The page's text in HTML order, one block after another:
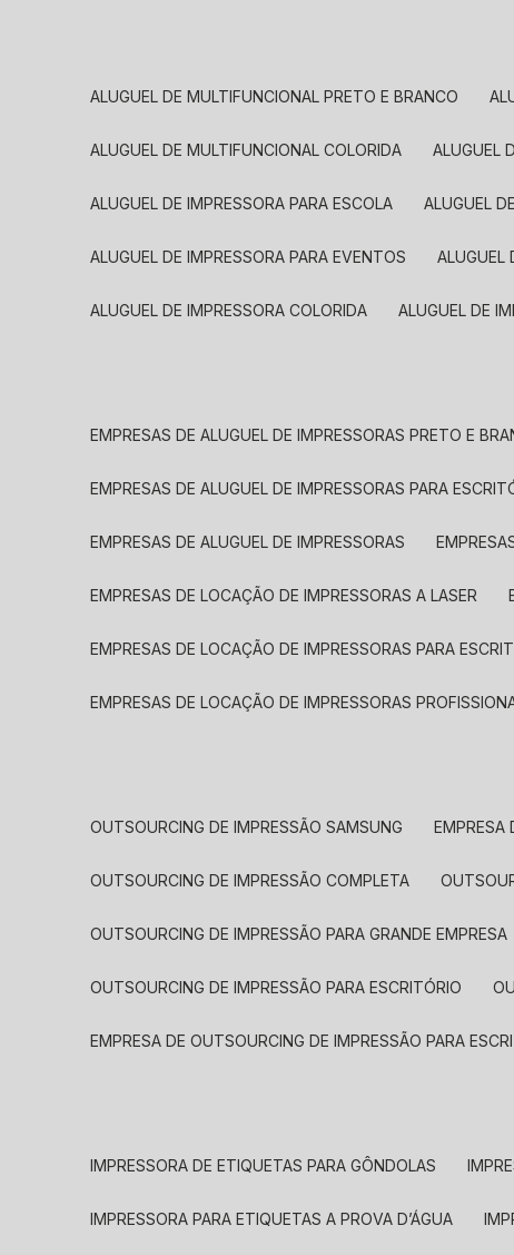
ALUGUEL DE MULTIFUNCIONAL PRETO E BRANCO
ALUGUEL DE MULTIFUNCIONAL COLORIDA
ALUGUEL DE IMPRESSORA PARA ESCOLA ALUGUEL
ALUGUEL DE IMPRESSORA PARA EVENTOS
ALUGUEL DE IMPRESSORA COLORIDA ALUGUEL DE
EMPRESAS DE ALUGUEL DE IMPRESSORAS PRETO E
EMPRESAS DE ALUGUEL DE IMPRESSORAS PARA
EMPRESAS DE ALUGUEL DE IMPRESSORAS
EMPRESAS DE LOCAÇÃO DE IMPRESSORAS A LASER
EMPRESAS DE LOCAÇÃO DE IMPRESSORAS PARA
EMPRESAS DE LOCAÇÃO DE IMPRESSORAS
OUTSOURCING DE IMPRESSÃO SAMSUNG
OUTSOURCING DE IMPRESSÃO COMPLETA
OUTSOURCING DE IMPRESSÃO PARA GRANDE EMPRESA
OUTSOURCING DE IMPRESSÃO PARA ESCRITÓRIO
EMPRESA DE OUTSOURCING DE IMPRESSÃO PARA
IMPRESSORA DE ETIQUETAS PARA GÔNDOLAS
IMPRESSORA PARA ETIQUETAS A PROVA D’ÁGUA